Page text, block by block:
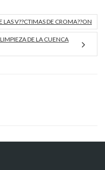
V??CTIMAS DE CROMA??ON
DE LA CUENCA